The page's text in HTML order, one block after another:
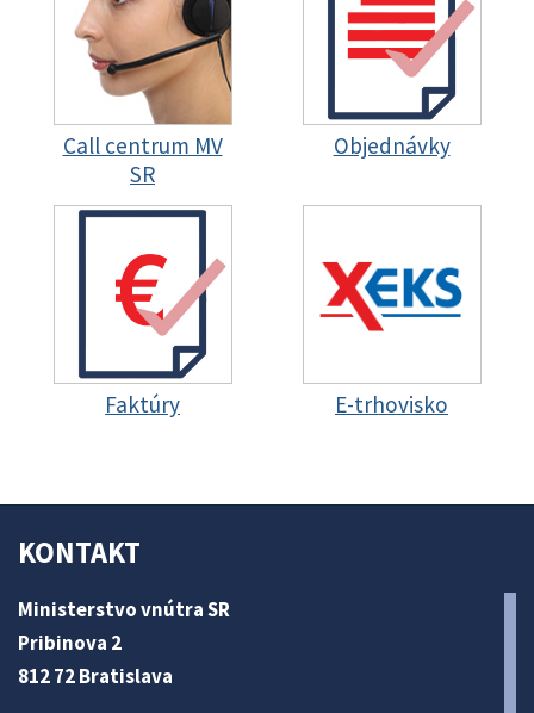
Call centrum MV
SR
Objednávky
Faktúry E-trhovisko
KONTAKT
Ministerstvo vnútra SR
Pribinova 2
812 72 Bratislava